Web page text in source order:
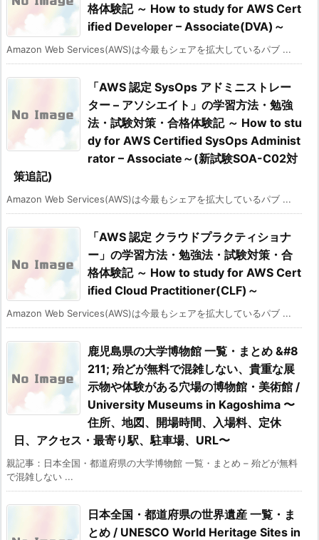
格体験記 ～ How to study for AWS Cert
ified Developer – Associate(DVA)～
Amazon Web Services(AWS)は今最もシェアを拡大しているパブ ...
「AWS 認定 SysOps アドミニストレー
ター – アソシエイト」の学習方法・勉強
法・試験対策・合格体験記 ～ How to stu
dy for AWS Certified SysOps Administ
rator – Associate～(新試験SOA-C02対
策追記)
Amazon Web Services(AWS)は今最もシェアを拡大しているパブ ...
「AWS 認定 クラウドプラクティショナ
ー」の学習方法・勉強法・試験対策・合
格体験記 ～ How to study for AWS Cert
ified Cloud Practitioner(CLF)～
Amazon Web Services(AWS)は今最もシェアを拡大しているパブ ...
鹿児島県の大学博物館 一覧・まとめ &#8
211; 殆どが無料で混雑しない、貴重な展
示物や体験がある穴場の博物館・美術館 /
University Museums in Kagoshima 〜
住所、地図、開場時間、入場料、定休
日、アクセス・最寄り駅、駐車場、URL〜
親記事：日本全国・都道府県の大学博物館 一覧・まとめ – 殆どが無料
で混雑しない ...
日本全国・都道府県の世界遺産 一覧・ま
とめ / UNESCO World Heritage Sites in